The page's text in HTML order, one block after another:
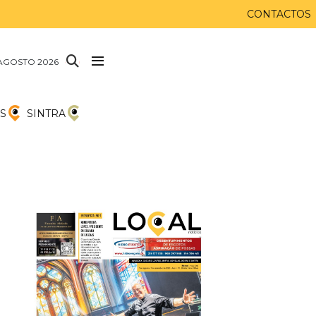
CONTACTOS
2026
SINTRA